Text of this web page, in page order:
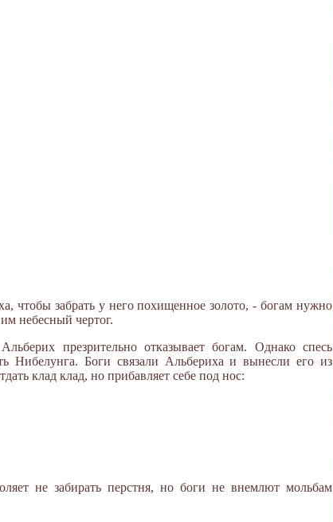
чтобы забрать у него похищенное золото, - богам нужно
небесный чертог.
презрительно отказывает богам. Однако спесь
Нибелунга. Боги связали Альбериха и вынесли его из
клад клад, но прибавляет себе под нос:
не забирать перстня, но боги не внемлют мольбам